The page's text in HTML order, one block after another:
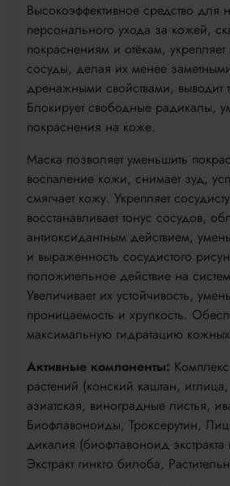
Высокоэффективное средство для
персонального ухода за кожей,
покраснениям и отёкам, укрепляет
сосуды, делая их менее
дренажными свойствами, выводит
Блокирует свободные радикалы,
покраснения на коже.
Маска позволяет уменьшить
воспаление кожи, снимает зуд,
смягчает кожу. Укрепляет
восстанавливает тонус сосудов,
антиоксидантным действием,
и выраженность сосудистого
положительное действие на
Увеличивает их устойчивость,
проницаемость и хрупкость.
максимальную гидратацию
Активные компоненты: Комплекс
растений (конский каштан,
азиатская, виноградные листья,
Биофлавоноиды, Троксерутин,
дикалия (биофлавоноид
Экстракт гинкго билоба,